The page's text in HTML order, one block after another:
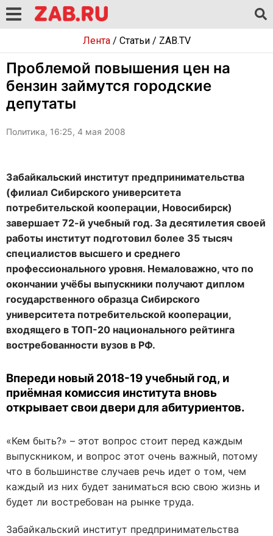
Лента/ Статьи/ ZAB.TV
Проблемой повышения цен на
бензин займутся городские
депутаты
Политика, 16:25, 4 мая 2008
Забайкальский институт предпринимательства
(филиал Сибирского университета
потребительской кооперации, Новосибирск)
завершает 72-й учебный год. За десятилетия своей
работы институт подготовил более 35 тысяч
специалистов высшего и среднего
профессионального уровня. Немаловажно, что по
окончании учёбы выпускники получают диплом
государственного образца Сибирского
университета потребительской кооперации,
входящего в ТОП-20 национального рейтинга
востребованности вузов в РФ.
Впереди новый 2018-19 учебный год, и
приёмная комиссия института вновь
открывает свои двери для абитуриентов.
«Кем быть?» – этот вопрос стоит перед каждым
выпускником, и вопрос этот очень важный, потому
что в большинстве случаев речь идет о том, чем
каждый из них будет заниматься всю свою жизнь и
будет ли востребован на рынке труда.
Забайкальский институт предпринимательства